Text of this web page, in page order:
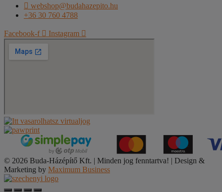
webshop@budahazepito.hu
+36 30 760 4788
Facebook-f Instagram
© 2026 Buda-Házépítő Kft. | Minden jog fenntartva! | Design &
Marketing by Maximum Business